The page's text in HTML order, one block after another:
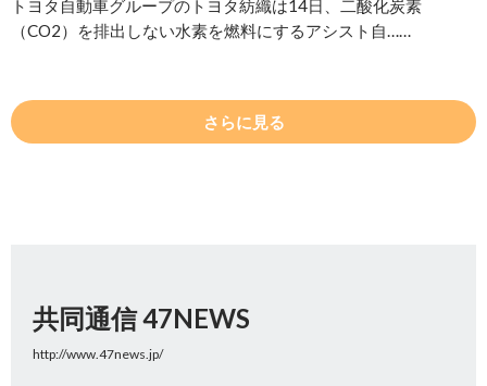
トヨタ自動車グループのトヨタ紡織は14日、二酸化炭素
（CO2）を排出しない水素を燃料にするアシスト自……
さらに見る
共同通信 47NEWS
http://www.47news.jp/